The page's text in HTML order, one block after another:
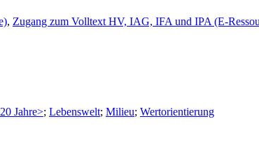
, Zugang zum Volltext HV, IAG, IFA und IPA (E-
Jahre>; Lebenswelt; Milieu; Wertorientierung